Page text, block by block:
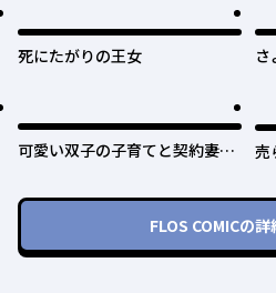
死にたがりの王女
可愛い双子の子育てと契約妻は
売
て
王
FLOS COMICの詳